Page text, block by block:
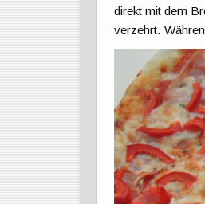
direkt mit dem
verzehrt.